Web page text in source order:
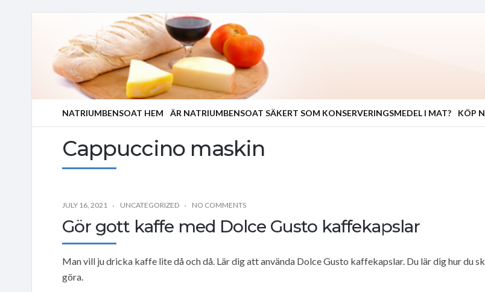
NATRIUMBENSOAT HEM ÄR NATRIUMBENSOAT SÄKERT SOM KONSERVERINGSMEDEL I MAT? KÖP
Cappuccino maskin
JULY 16, 2021 UNCATEGORIZED NO COMMENTS
Gör gott kaffe med Dolce Gusto kaffekapslar
Man vill ju dricka kaffe lite då och då. Lär dig att använda Dolce Gusto kaffekapslar. Du lär dig hur du
göra.